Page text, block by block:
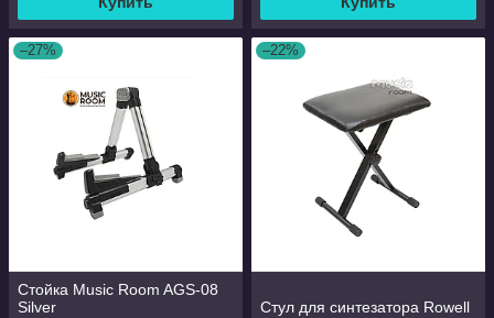
–27%
Стойка Music Room AGS-08
Silver
–22%
Стул для синтезатора Rowell